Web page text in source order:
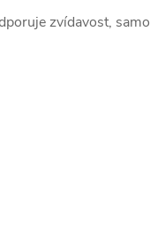
zvídavost,